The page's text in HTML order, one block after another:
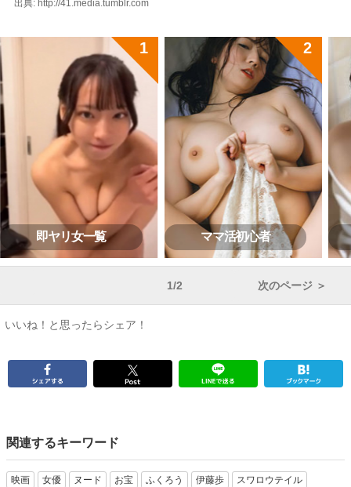
出典: http://41.media.tumblr.com
即ヤリ女一覧 ママ活初心者
1/2 次のページ ＞
いいね！と思ったらシェア！
関連するキーワード
映画 女優 ヌード お宝 ふくろう 伊藤歩
スワロウテイル